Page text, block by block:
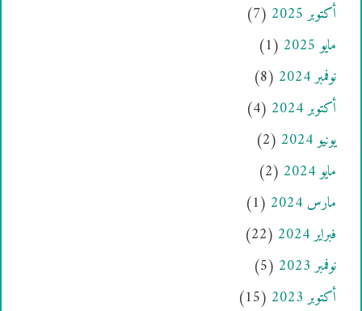
أكتوبر 2025
(7)
مايو 2025
(1)
نوفمبر 2024
(8)
أكتوبر 2024
(4)
يونيو 2024
(2)
مايو 2024
(2)
مارس 2024
(1)
فبراير 2024
(22)
نوفمبر 2023
(5)
أكتوبر 2023
(15)